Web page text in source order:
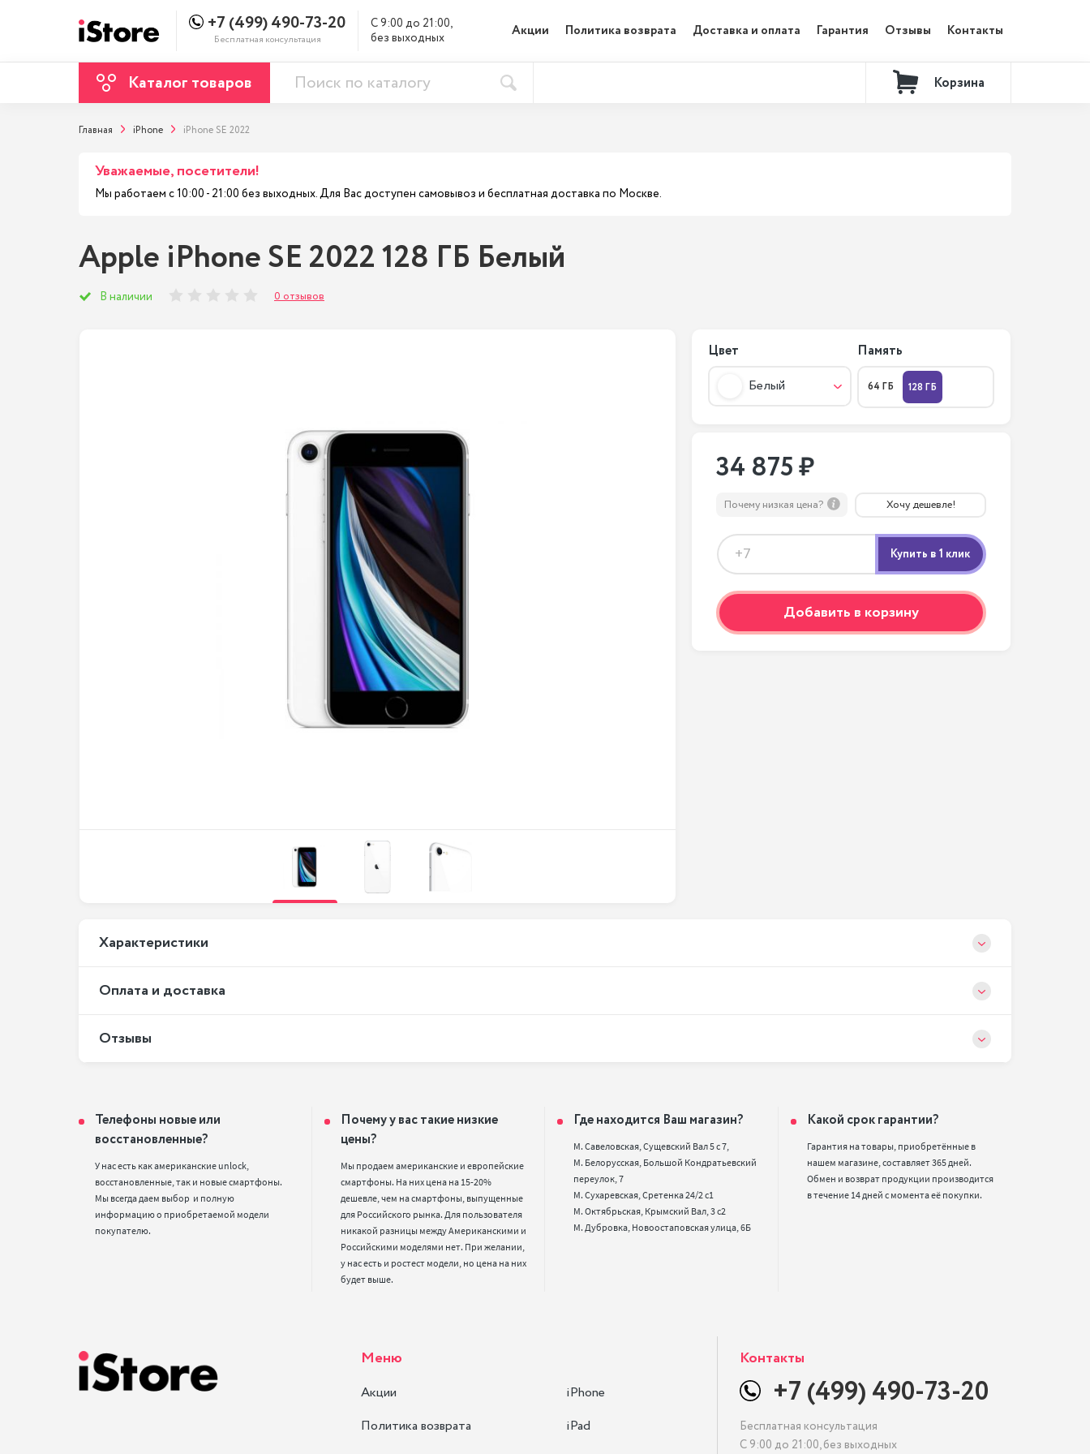
+7 (499) 490-73-20
Бесплатная консультация
С 9:00 до 21:00,
без выходных
Акции Политика возврата Доставка и оплата Гарантия Отзывы Контакты
Каталог товаров Корзина
Главная iPhone iPhone SE 2022
Уважаемые, посетители!
Мы работаем с 10:00 - 21:00 без выходных. Для Вас доступен самовывоз и бесплатная доставка по Москве.
Apple iPhone SE 2022 128 ГБ Белый
В наличии 0 отзывов
Цвет
Белый
Память
64 ГБ 128 ГБ
34 875 ₽
Почему низкая цена? Хочу дешевле!
Добавить в корзину
Xарактеристики
Оплата и доставка
Отзывы
Телефоны новые или
восстановленные?
У нас есть как американские unlock,
восстановленные, так и новые смартфоны.
Мы всегда даем выбор  и полную
информацию о приобретаемой модели
покупателю.
Почему у вас такие низкие
цены?
Мы продаем американские и европейские
смартфоны. На них цена на 15-20%
дешевле, чем на смартфоны, выпущенные
для Российского рынка. Для пользователя
никакой разницы между Американскими и
Российскими моделями нет. При желании,
у нас есть и ростест модели, но цена на них
будет выше.
Где находится Ваш магазин?
М. Савеловская, Сущевский Вал 5 с 7,
М. Белорусская, Большой Кондратьевский
переулок, 7
М. Сухаревская, Сретенка 24/2 с1
М. Октябрьская, Крымский Вал, 3 с2
Какой срок гарантии?
Гарантия на товары, приобретённые в
нашем магазине, составляет 365 дней.
Обмен и возврат продукции производится
в течение 14 дней с момента её покупки.
Меню
Акции
Политика возврата
iPhone
iPad
Контакты
+7 (499) 490-73-20
Бесплатная консультация
С 9:00 до 21:00, без выходных